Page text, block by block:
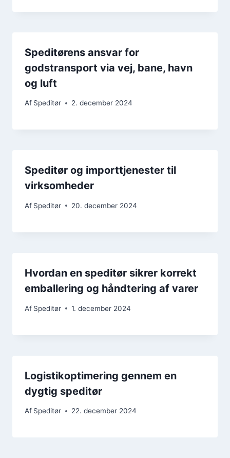
Speditørens ansvar for
godstransport via vej, bane, havn
og luft
Af Speditør 2. december 2024
Speditør og importtjenester til
virksomheder
Af Speditør 20. december 2024
Hvordan en speditør sikrer korrekt
emballering og håndtering af varer
Af Speditør 1. december 2024
Logistikoptimering gennem en
dygtig speditør
Af Speditør 22. december 2024